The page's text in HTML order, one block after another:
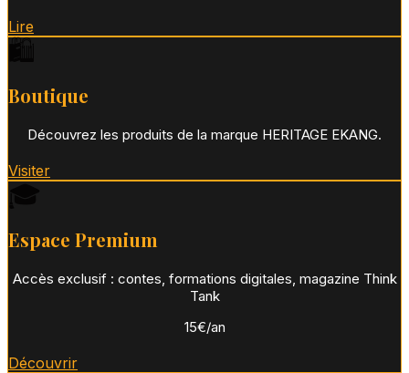
Lire
Boutique
Découvrez les produits de la marque HERITAGE EKANG.
Visiter
Espace Premium
Accès exclusif : contes, formations digitales, magazine Think
Tank
15€/an
Découvrir